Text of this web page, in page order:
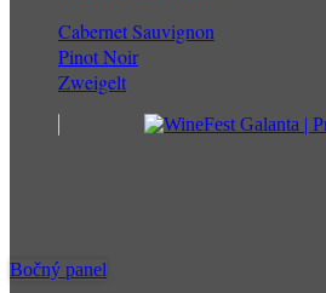
Cabernet Sauvignon
Pinot Noir
Zweigelt
Bočný panel